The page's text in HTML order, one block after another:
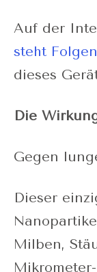
Auf der
steht
dieses
Die
Gegen
Dieser
Milben,